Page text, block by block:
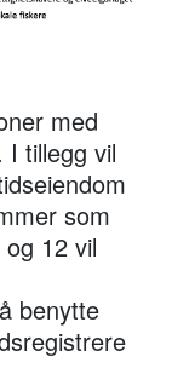
med
I tillegg vil
som
12 vil
benytte